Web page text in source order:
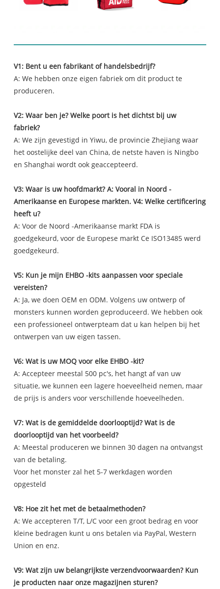
V1: Bent u een fabrikant of handelsbedrijf?
A: We hebben onze eigen fabriek om dit product te
produceren.
V2: Waar ben je? Welke poort is het dichtst bij uw
fabriek?
A: We zijn gevestigd in Yiwu, de provincie Zhejiang waar
het oostelijke deel van China, de netste haven is Ningbo
en Shanghai wordt ook geaccepteerd.
V3: Waar is uw hoofdmarkt? A: Vooral in Noord -
Amerikaanse en Europese markten. V4: Welke certificering
heeft u?
A: Voor de Noord -Amerikaanse markt FDA is
goedgekeurd, voor de Europese markt Ce ISO13485 werd
goedgekeurd.
V5: Kun je mijn EHBO -kits aanpassen voor speciale
vereisten?
A: Ja, we doen OEM en ODM. Volgens uw ontwerp of
monsters kunnen worden geproduceerd. We hebben ook
een professioneel ontwerpteam dat u kan helpen bij het
ontwerpen van uw eigen tassen.
V6: Wat is uw MOQ voor elke EHBO -kit?
A: Accepteer meestal 500 pc's, het hangt af van uw
situatie, we kunnen een lagere hoeveelheid nemen, maar
de prijs is anders voor verschillende hoeveelheden.
V7: Wat is de gemiddelde doorlooptijd? Wat is de
doorlooptijd van het voorbeeld?
A: Meestal produceren we binnen 30 dagen na ontvangst
van de betaling.
Voor het monster zal het 5-7 werkdagen worden
opgesteld
V8: Hoe zit het met de betaalmethoden?
A: We accepteren T/T, L/C voor een groot bedrag en voor
kleine bedragen kunt u ons betalen via PayPal, Western
Union en enz.
V9: Wat zijn uw belangrijkste verzendvoorwaarden? Kun
je producten naar onze magazijnen sturen?